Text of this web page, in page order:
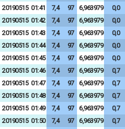
20190515 01:41 7,4 97 6,963979 0,0
20190515 01:42 7,4 97 6,963979 0,0
20190515 01:43 7,4 97 6,963979 0,0
20190515 01:44 7,4 97 6,963979 0,0
20190515 01:45 7,4 97 6,963979 0,0
20190515 01:46 7,4 97 6,963979 0,7
20190515 01:47 7,4 97 6,963979 0,7
20190515 01:48 7,4 97 6,963979 0,7
20190515 01:49 7,4 97 6,963979 0,7
20190515 01:50 7,4 97 6,963979 0,7